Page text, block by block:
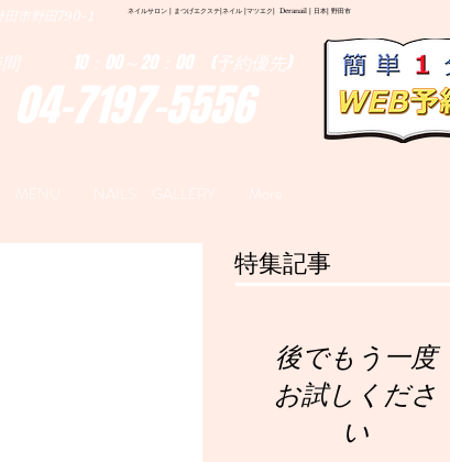
ネイルサロン | まつげエクステ|ネイル |マツエク| Deranail | 日本| 野田市
田市野田790-1
04-7197-5556
間 10：00～20：00 (予約優先)
特集記事
後でもう一度
お試しくださ
い